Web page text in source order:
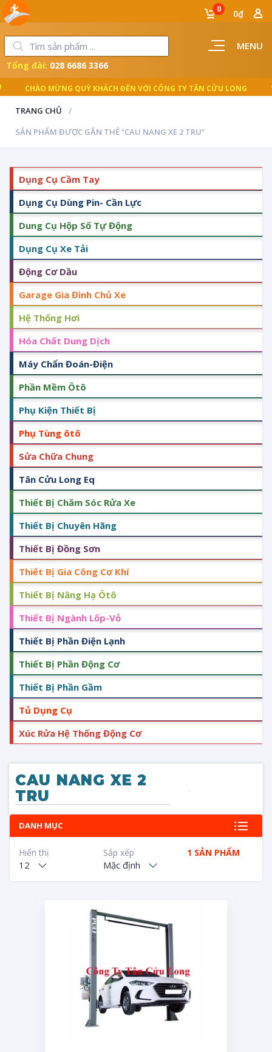
MENU
0 0₫
CHÀO MỪNG QUÝ KHÁCH ĐẾN VỚI CÔNG TY TÂN CỬU LONG
Tổng đài: 028 6686 3366
TRANG CHỦ
SẢN PHẨM ĐƯỢC GẮN THẺ “CAU NANG XE 2 TRU”
Dụng Cụ Cầm Tay
Dụng Cụ Dùng Pin- Cần Lực
Dung Cụ Hộp Số Tự Động
Dụng Cụ Xe Tải
Động Cơ Dầu
Garage Gia Đình Chủ Xe
Hệ Thống Hơi
Hóa Chất Dung Dịch
Máy Chẩn Đoán-Điện
Phần Mềm Ôtô
Phụ Kiện Thiết Bị
Phụ Tùng ôtô
Sửa Chữa Chung
Tân Cửu Long Eq
Thiết Bị Chăm Sóc Rửa Xe
Thiết Bị Chuyên Hãng
Thiết Bị Đồng Sơn
Thiết Bị Gia Công Cơ Khí
Thiết Bị Nâng Hạ Ôtô
Thiết Bị Ngành Lốp-Vỏ
Thiết Bị Phần Điện Lạnh
Thiết Bị Phần Động Cơ
Thiết Bị Phần Gầm
Tủ Dụng Cụ
Xúc Rửa Hệ Thống Động Cơ
CAU NANG XE 2
TRU
DANH MỤC
1 SẢN PHẨM
Sắp xếp
Mặc định
Hiển thị
12